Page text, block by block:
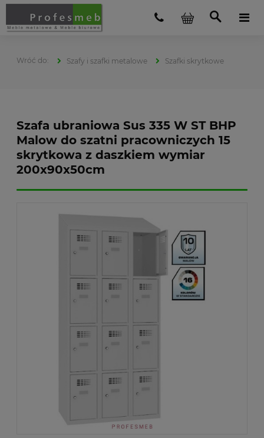
Szafy i szafki metalowe Szafki skrytkowe
Szafa ubraniowa Sus 335 W ST BHP
Malow do szatni pracowniczych 15
skrytkowa z daszkiem wymiar
200x90x50cm